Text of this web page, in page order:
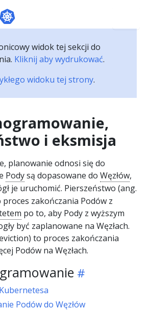
widok tej sekcji do
Kliknij aby wydrukować.
widoku tej strony.
i eksmisja
planowanie odnosi się do
Podysą dopasowane do Węzłów,
je uruchomić. Pierszeństwo (ang.
zakończania Podów z
po to, aby Pody z wyższym
być zaplanowane na Węzłach.
to proces zakończania
Podów na Węzłach.
Podów do Węzłów